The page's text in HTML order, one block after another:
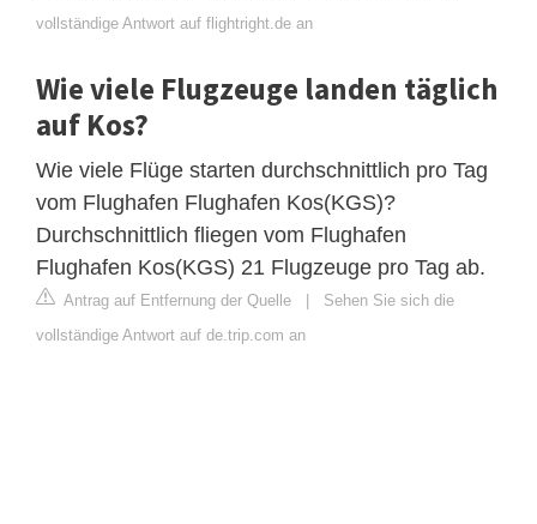
vollständige Antwort auf flightright.de an
Wie viele Flugzeuge landen täglich
auf Kos?
Wie viele Flüge starten durchschnittlich pro Tag
vom Flughafen Flughafen Kos(KGS)?
Durchschnittlich fliegen vom Flughafen
Flughafen Kos(KGS) 21 Flugzeuge pro Tag ab.
Antrag auf Entfernung der Quelle
Sehen Sie sich die
vollständige Antwort auf de.trip.com an